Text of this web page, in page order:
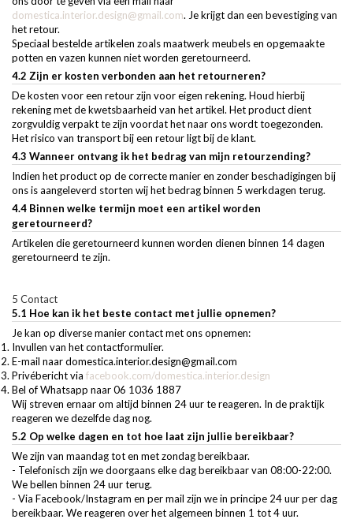
domestica.interior.design@gmail.com. Je krijgt dan een bevestiging van
het retour.
Speciaal bestelde artikelen zoals maatwerk meubels en opgemaakte
potten en vazen kunnen niet worden geretourneerd.
4.2 Zijn er kosten verbonden aan het retourneren?
De kosten voor een retour zijn voor eigen rekening. Houd hierbij
rekening met de kwetsbaarheid van het artikel. Het product dient
zorgvuldig verpakt te zijn voordat het naar ons wordt toegezonden.
Het risico van transport bij een retour ligt bij de klant.
4.3 Wanneer ontvang ik het bedrag van mijn retourzending?
Indien het product op de correcte manier en zonder beschadigingen bij
ons is aangeleverd storten wij het bedrag binnen 5 werkdagen terug.
4.4 Binnen welke termijn moet een artikel worden
geretourneerd?
Artikelen die geretourneerd kunnen worden dienen binnen 14 dagen
geretourneerd te zijn.
5 Contact
5.1 Hoe kan ik het beste contact met jullie opnemen?
Je kan op diverse manier contact met ons opnemen:
Invullen van het contactformulier.
E-mail naardomestica.interior.design@gmail.com
Privébericht via facebook.com/domestica.interior.design
Bel of Whatsapp naar 06 1036 1887
Wij streven ernaar om altijd binnen 24 uur te reageren. In de praktijk
reageren we dezelfde dag nog.
5.2 Op welke dagen en tot hoe laat zijn jullie bereikbaar?
We zijn van maandag tot en met zondag bereikbaar.
- Telefonisch zijn we doorgaans elke dag bereikbaar van 08:00-22:00.
We bellen binnen 24 uur terug.
- Via Facebook/Instagram en per mail zijn we in principe 24 uur per dag
bereikbaar. We reageren over het algemeen binnen 1 tot 4 uur.